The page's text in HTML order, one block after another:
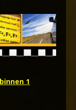
1